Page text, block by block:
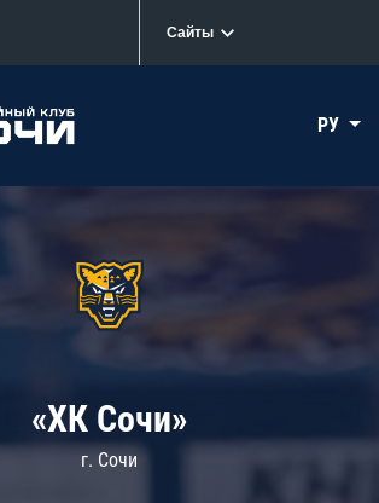
Сайты
РУ
«ХК Сочи»
г. Сочи